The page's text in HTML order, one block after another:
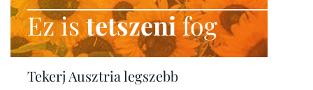
Ez istetszenifog
Tekerj Ausztria legszebb